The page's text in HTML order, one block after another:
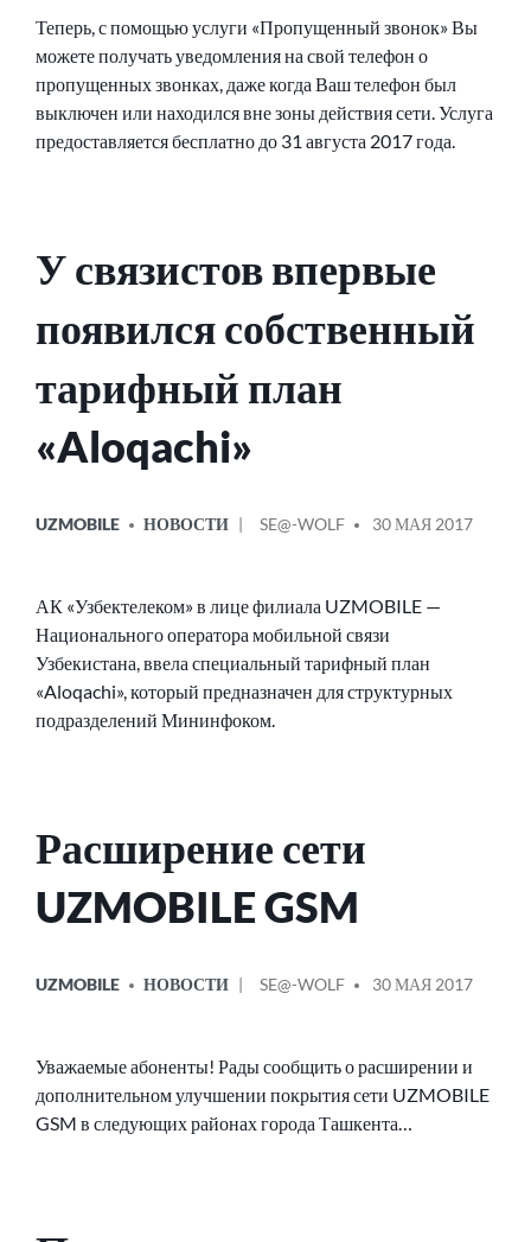
Теперь, с помощью услуги «Пропущенный звонок» Вы
можете получать уведомления на свой телефон о
пропущенных звонках, даже когда Ваш телефон был
выключен или находился вне зоны действия сети. Услуга
предоставляется бесплатно до 31 августа 2017 года.
У связистов впервые
появился собственный
тарифный план
«Aloqachi»
В
UZMOBILE НОВОСТИ
ОТ
SE@-WOLF 30 МАЯ 2017
АК «Узбектелеком» в лице филиала UZMOBILE —
Национального оператора мобильной связи
Узбекистана, ввела специальный тарифный план
«Aloqachi», который предназначен для структурных
подразделений Мининфоком.
Расширение сети
UZMOBILE GSM
В
UZMOBILE НОВОСТИ
ОТ
SE@-WOLF 30 МАЯ 2017
Уважаемые абоненты! Рады сообщить о расширении и
дополнительном улучшении покрытия сети UZMOBILE
GSM в следующих районах города Ташкента…